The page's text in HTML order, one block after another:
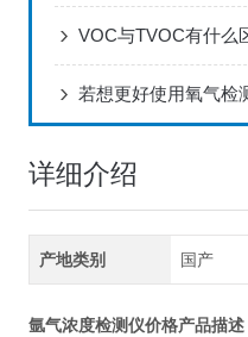
VOC与TVOC有什么
若想更好使用氧气检
详细介绍
产地类别 国产
氩气浓度检测仪价格产品描述